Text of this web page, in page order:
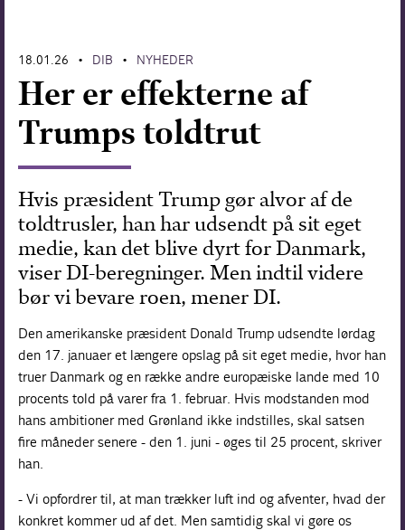
18.01.26 • DIB • NYHEDER
Her er effekterne af
Trumps toldtrut
Hvis præsident Trump gør alvor af de
toldtrusler, han har udsendt på sit eget
medie, kan det blive dyrt for Danmark,
viser DI-beregninger. Men indtil videre
bør vi bevare roen, mener DI.
Den amerikanske præsident Donald Trump udsendte lørdag
den 17. januaer et længere opslag på sit eget medie, hvor han
truer Danmark og en række andre europæiske lande med 10
procents told på varer fra 1. februar. Hvis modstanden mod
hans ambitioner med Grønland ikke indstilles, skal satsen
fire måneder senere - den 1. juni - øges til 25 procent, skriver
han.
- Vi opfordrer til, at man trækker luft ind og afventer, hvad der
konkret kommer ud af det. Men samtidig skal vi gøre os